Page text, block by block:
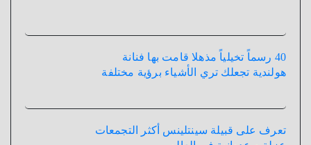
40 رسماً تخيلياً مذهلا قامت بها فنانة
هولندية تجعلك تري الأشياء برؤية مختلفة
تعرف على قبيلة سينتلينس أكثر التجمعات